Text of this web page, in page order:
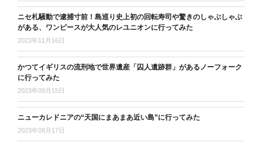
ニセ札騒動で逮捕寸前！島巡り史上初の回転寿司や驚きのしゃぶしゃぶ
がある、ワンピースが大人気のレユニオンに行ってみた
2023年11月16日
かつてイギリスの流刑地で世界遺産「囚人遺跡群」があるノーフォーク
に行ってみた
2023年09月15日
ニューカレドニアの“天国にまあまあ近い島”に行ってみた
2023年08月17日